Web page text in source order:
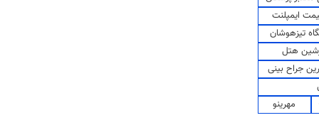
ایمپلنت
تیزهوشان
هتل
جراح بینی
مهرینو